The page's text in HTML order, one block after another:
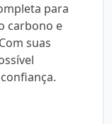
para
carbono e
suas